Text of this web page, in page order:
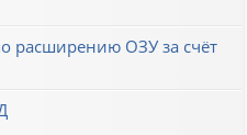
расширению ОЗУ за счёт